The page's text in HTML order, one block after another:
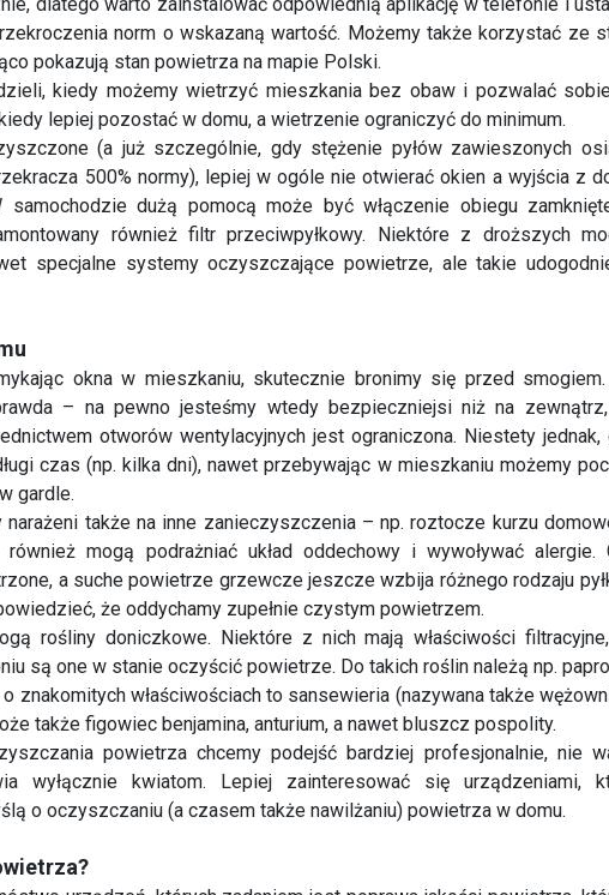
lepiej pozostać w domu, a wietrzenie ograniczyć do minimum.
(a już szczególnie, gdy stężenie pyłów zawieszonych
500% normy), lepiej w ogóle nie otwierać okien a wyjścia z
samochodzie dużą pomocą może być włączenie obiegu
również filtr przeciwpyłkowy. Niektóre z droższych
specjalne systemy oczyszczające powietrze, ale takie
okna w mieszkaniu, skutecznie bronimy się przed
– na pewno jesteśmy wtedy bezpieczniejsi niż na zewnątrz,
czas (np. kilka dni), nawet przebywając w mieszkaniu możemy
gardle.
także na inne zanieczyszczenia – np. roztocze kurzu
mogą podrażniać układ oddechowy i wywoływać alergie.
a suche powietrze grzewcze jeszcze wzbija różnego rodzaju
że oddychamy zupełnie czystym powietrzem.
rośliny doniczkowe. Niektóre z nich mają właściwości
są one w stanie oczyścić powietrze. Do takich roślin należą np.
znakomitych właściwościach to sansewieria (nazywana także
także figowiec benjamina, anturium, a nawet bluszcz pospolity.
powietrza chcemy podejść bardziej profesjonalnie, nie
wyłącznie kwiatom. Lepiej zainteresować się urządzeniami,
o oczyszczaniu (a czasem także nawilżaniu) powietrza w domu.
urządzeń, których zadaniem jest poprawa jakości powietrza,
– mogą kosztować zarówno kilkaset złotych, jak i kilka tysięcy
wyposażony w filtry o wysokiej czułości.